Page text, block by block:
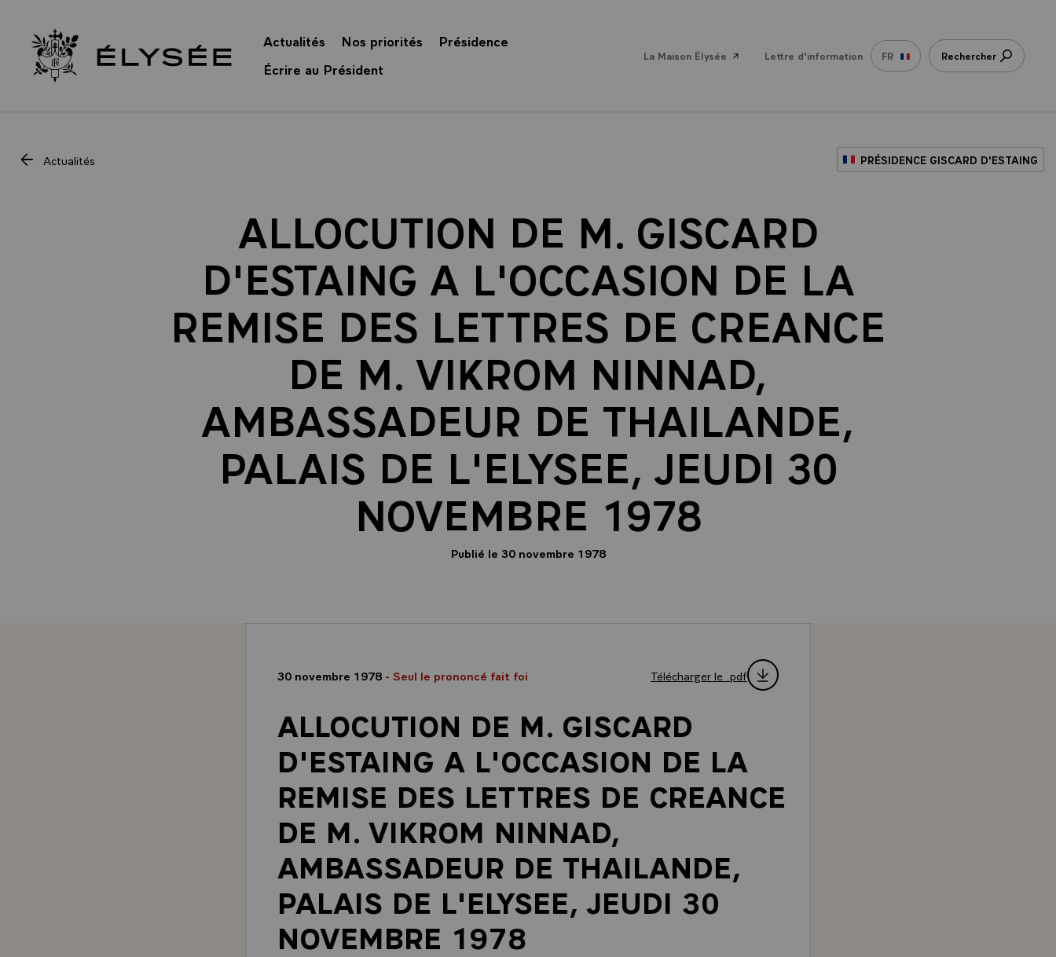
Retour à l’accueil Élysée
Actualités Nos priorités
Présidence
Écrire au Président
La Maison Élysée Lettre d'information FR Rechercher
Actualités PRÉSIDENCE GISCARD D'ESTAING
ALLOCUTION DE M. GISCARD
D'ESTAING A L'OCCASION DE LA
REMISE DES LETTRES DE CREANCE
DE M. VIKROM NINNAD,
AMBASSADEUR DE THAILANDE,
PALAIS DE L'ELYSEE, JEUDI 30
NOVEMBRE 1978
Publié le 30 novembre 1978
30 novembre 1978 - Seul le prononcé fait foi Télécharger le .pdf
ALLOCUTION DE M. GISCARD
D'ESTAING A L'OCCASION DE LA
REMISE DES LETTRES DE CREANCE
DE M. VIKROM NINNAD,
AMBASSADEUR DE THAILANDE,
PALAIS DE L'ELYSEE, JEUDI 30
NOVEMBRE 1978